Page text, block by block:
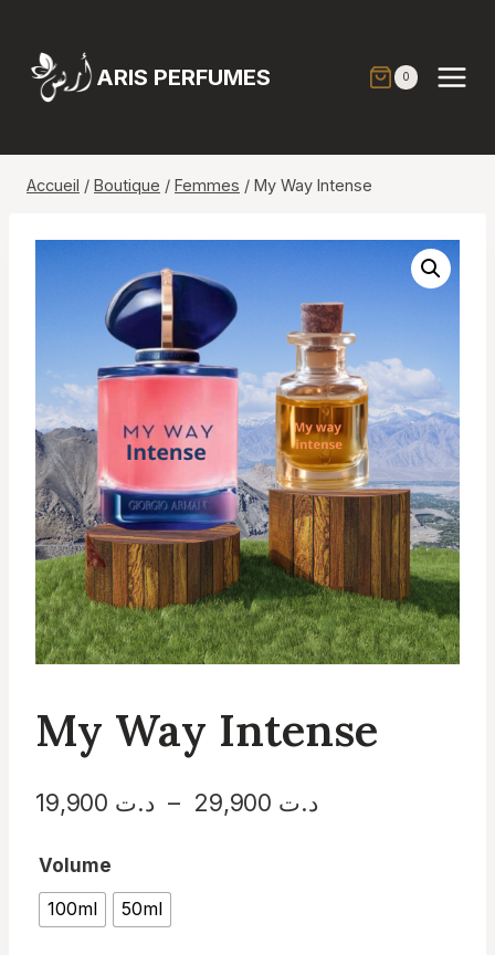
contenu
ARIS PERFUMES 0
Accueil / Boutique / Femmes / My Way Intense
My Way Intense
د.ت – د.تPlage
Volume
100ml
50ml